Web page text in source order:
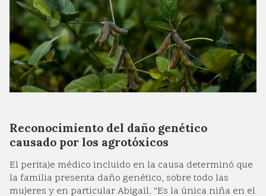
Reconocimiento del daño genético
causado por los agrotóxicos
El peritaje médico incluido en la causa determinó que
la familia presenta daño genético, sobre todo las
mujeres y en particular Abigail. “Es la única niña en el